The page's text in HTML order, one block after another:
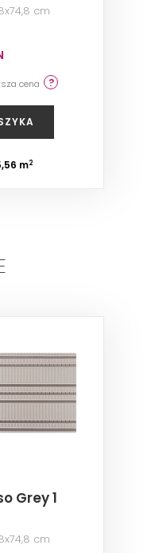
cm
cena
m2
Grey 1
cm